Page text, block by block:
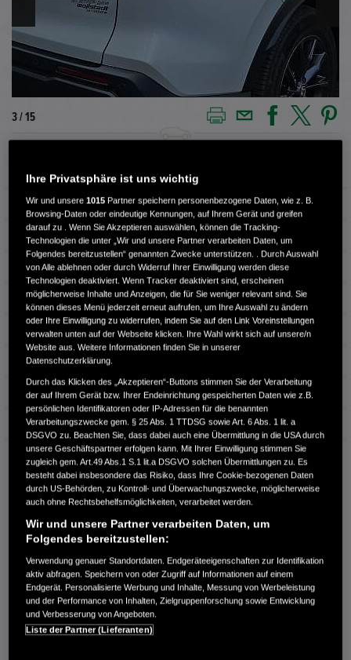
3 / 15
Außenfarbe Platinum White Pearl
Kilometerstand 5.500 km
Kraftstoffart Benzin
Getriebe Automatik
Türen 5
Leistung 135 kW / 184 PS
Hubraum
Erstzulassung 05.2025
Bauart SUV
AUTO-ZENTRUM WOLLSTADT GMBH & CO. KG
Schulstr. 41
65795 Hattersheim
RUFEN SIE UNS AN:
06190/989570
Route planen
Händlerbestand anzeigen
Dealer Website anzeigen
Händler kontaktieren
Ihre Privatsphäre ist uns wichtig
Wir und unsere1015 Partner speichern personenbezogene Daten, wie z. B.
Browsing-Daten oder eindeutige Kennungen, auf Ihrem Gerät und greifen
darauf zu . Wenn Sie Akzeptieren auswählen, können die Tracking-
Technologien die unter „Wir und unsere Partner verarbeiten Daten, um
Folgendes bereitzustellen“ genannten Zwecke unterstützen. . Durch Auswahl
von Alle ablehnen oder durch Widerruf Ihrer Einwilligung werden diese
Technologien deaktiviert. Wenn Tracker deaktiviert sind, erscheinen
möglicherweise Inhalte und Anzeigen, die für Sie weniger relevant sind. Sie
können dieses Menü jederzeit erneut aufrufen, um Ihre Auswahl zu ändern
oder Ihre Einwilligung zu widerrufen, indem Sie auf den Link Voreinstellungen
verwalten unten auf der Webseite klicken. Ihre Wahl wirkt sich auf unsere/n
Website aus. Weitere Informationen finden Sie in unserer
Datenschutzerklärung.
Durch das Klicken des „Akzeptieren“-Buttons stimmen Sie der Verarbeitung
der auf Ihrem Gerät bzw. Ihrer Endeinrichtung gespeicherten Daten wie z.B.
persönlichen Identifikatoren oder IP-Adressen für die benannten
Verarbeitungszwecke gem. § 25 Abs. 1 TTDSG sowie Art. 6 Abs. 1 lit. a
DSGVO zu. Beachten Sie, dass dabei auch eine Übermittlung in die USA durch
unsere Geschäftspartner erfolgen kann. Mit Ihrer Einwilligung stimmen Sie
zugleich gem. Art.49 Abs.1 S.1 lit.a DSGVO solchen Übermittlungen zu. Es
besteht dabei insbesondere das Risiko, dass Ihre Cookie-bezogenen Daten
durch US-Behörden, zu Kontroll- und Überwachungszwecke, möglicherweise
auch ohne Rechtsbehelfsmöglichkeiten, verarbeitet werden.
Wir und unsere Partner verarbeiten Daten, um
Folgendes bereitzustellen:
Verwendung genauer Standortdaten. Endgeräteeigenschaften zur Identifikation
aktiv abfragen. Speichern von oder Zugriff auf Informationen auf einem
Endgerät. Personalisierte Werbung und Inhalte, Messung von Werbeleistung
und der Performance von Inhalten, Zielgruppenforschung sowie Entwicklung
und Verbesserung von Angeboten.
Liste der Partner (Lieferanten)